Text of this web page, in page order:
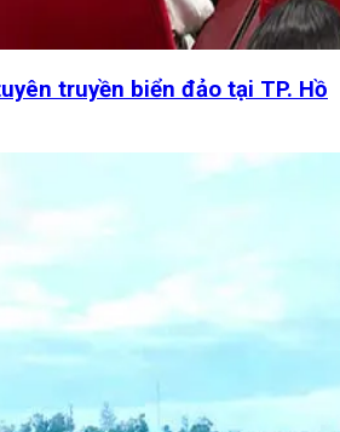
truyền biển đảo tại TP. Hồ